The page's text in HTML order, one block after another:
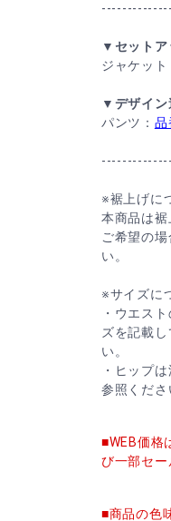
▼セットア
ジャケット
▼デザイン
パンツ： 品
※裾上げに
本商品は
ご希望の
い。
※サイズに
・ウエス
ズを記載
い。
・ヒップ
参照くださ
■WEB価格
び一部セー
■商品の色